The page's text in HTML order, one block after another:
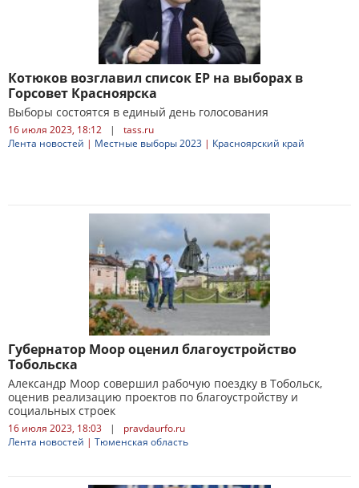
Котюков возглавил список ЕР на выборах в
Горсовет Красноярска
Выборы состоятся в единый день голосования
16 июля 2023, 18:12 |
tass.ru
Лента новостей | Местные выборы 2023 | Красноярский край
Губернатор Моор оценил благоустройство
Тобольска
Александр Моор совершил рабочую поездку в Тобольск,
оценив реализацию проектов по благоустройству и
социальных строек
16 июля 2023, 18:03 |
pravdaurfo.ru
Лента новостей | Тюменская область